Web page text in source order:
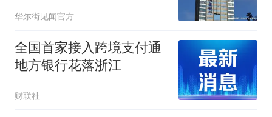
华尔街见闻官方
全国首家接入跨境支付通
地方银行花落浙江
财联社